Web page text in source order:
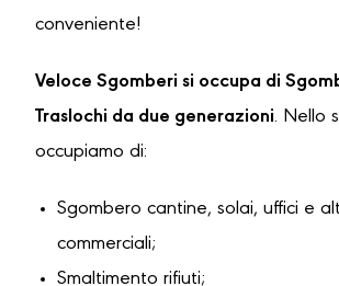
conveniente!
Veloce Sgomberi si occupa di
Traslochi da due generazioni. Nello
occupiamo di:
Sgombero cantine, solai, uffici e
commerciali;
Smaltimento rifiuti;